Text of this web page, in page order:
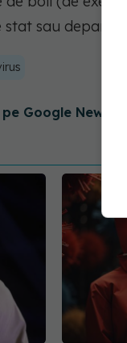
sau
Google News -